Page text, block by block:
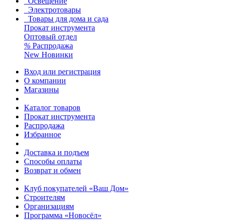
Электротовары
Товары для дома и сада
Прокат инструмента
Оптовый отдел
% Распродажа
New Новинки
Вход или регистрация
О компании
Магазины
Каталог товаров
Прокат инструмента
Распродажа
Избранное
Доставка и подъем
Способы оплаты
Возврат и обмен
Клуб покупателей «Ваш Дом»
Строителям
Организациям
Программа «Новосёл»